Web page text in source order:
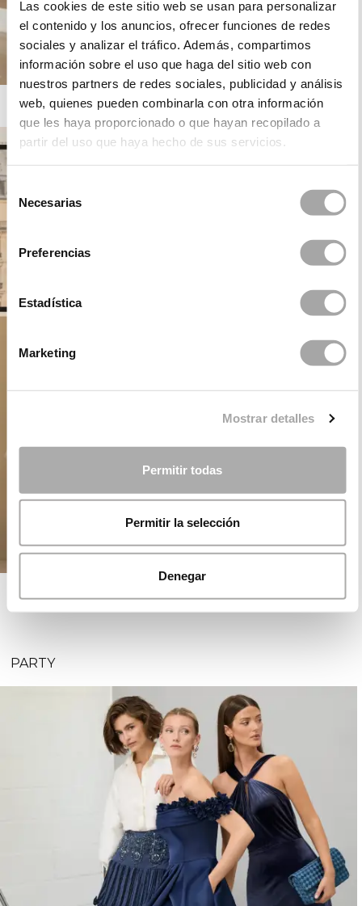
Las cookies de este sitio web se usan para personalizar
el contenido y los anuncios, ofrecer funciones de redes
sociales y analizar el tráfico. Además, compartimos
información sobre el uso que haga del sitio web con
nuestros partners de redes sociales, publicidad y análisis
web, quienes pueden combinarla con otra información
que les haya proporcionado o que hayan recopilado a
partir del uso que haya hecho de sus servicios.
de
consentimiento
Necesarias
Preferencias
Estadística
Marketing
Mostrar detalles
Permitir todas
Permitir la selección
Denegar
ROSA CLARÁ DREAMS
PARTY